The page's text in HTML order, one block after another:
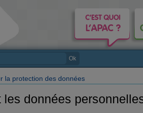
Ok
la protection des données
les données